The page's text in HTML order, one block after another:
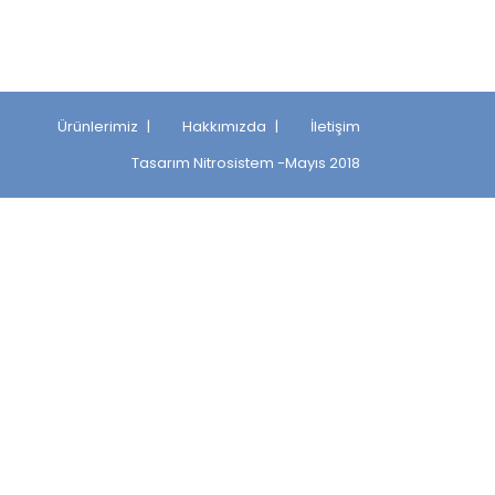
Ürünlerimiz Hakkımızda
İletişim
Tasarım Nitrosistem -Mayıs 2018